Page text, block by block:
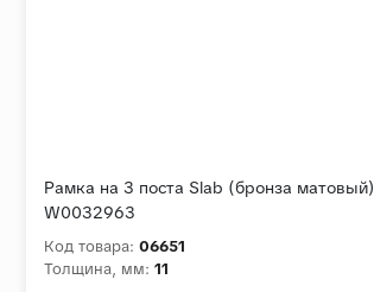
Рамка на 3 поста Slab (бронза матовый)
W0032963
Код товара: 06651
Толщина, мм: 11